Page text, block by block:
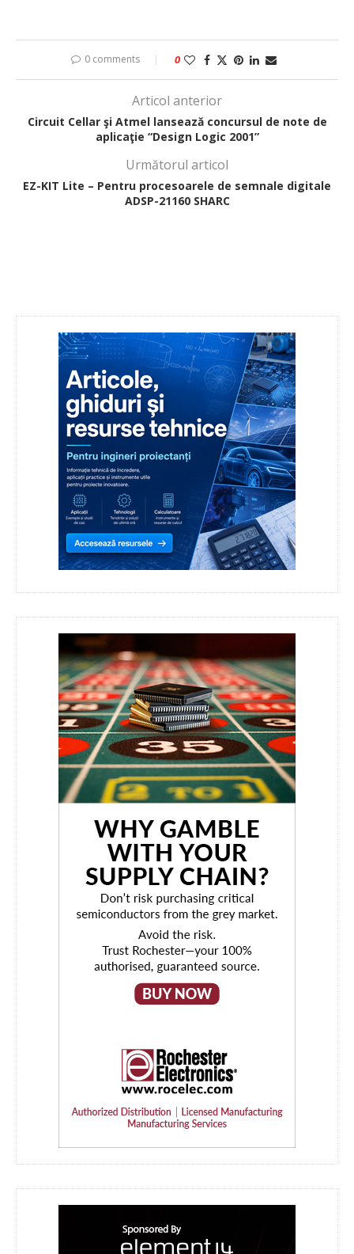
0 comments 0
Articol anterior
Circuit Cellar şi Atmel lansează concursul de note de
aplicaţie “Design Logic 2001”
Următorul articol
EZ-KIT Lite – Pentru procesoarele de semnale digitale
ADSP-21160 SHARC